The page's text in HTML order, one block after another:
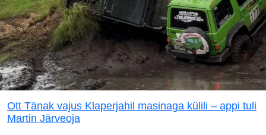
Ott Tänak vajus Klaperjahil masinaga külili – appi tuli
Martin Järveoja